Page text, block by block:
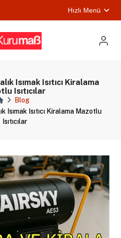
Hızlı Menü
Isımak Isıtıcı Kiralama
Isıtıcılar
Blog
Isımak Isıtıcı Kiralama Mazotlu
Isıtıcılar